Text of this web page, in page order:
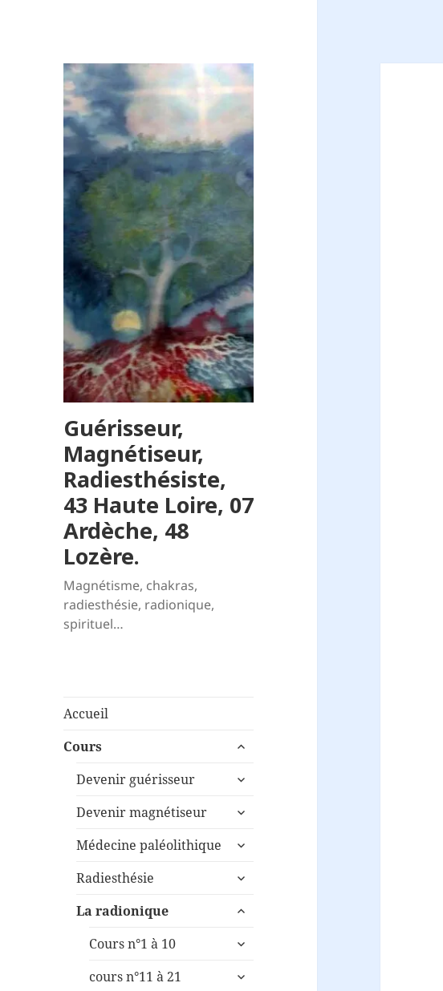
Guérisseur,
Magnétiseur,
Radiesthésiste,
43 Haute Loire, 07
Ardèche, 48
Lozère.
Magnétisme, chakras,
radiesthésie, radionique,
spirituel…
Accueil
Cours
ouvrir
sous-
Devenir guérisseur
ouvrir
sous-
Devenir magnétiseur
ouvrir
sous-
Médecine paléolithique
ouvrir
sous-
Radiesthésie
ouvrir
sous-
La radionique
ouvrir
sous-
Cours n°1 à 10
ouvrir
sous-
cours n°11 à 21
ouvrir